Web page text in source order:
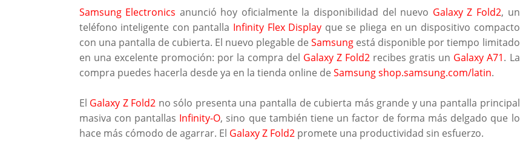
Samsung Electronics anunció hoy oficialmente la disponibilidad del nuevo Galaxy Z Fold2, un
teléfono inteligente con pantalla Infinity Flex Display que se pliega en un dispositivo compacto
con una pantalla de cubierta. El nuevo plegable deSamsung está disponible por tiempo limitado
en una excelente promoción: por la compra del Galaxy Z Fold2 recibes gratis un Galaxy A71. La
compra puedes hacerla desde ya en la tienda online de Samsung shop.samsung.com/latin.
El Galaxy Z Fold2 no sólo presenta una pantalla de cubierta más grande y una pantalla principal
masiva con pantallas Infinity-O, sino que también tiene un factor de forma más delgado que lo
hace más cómodo de agarrar. El Galaxy Z Fold2promete una productividad sin esfuerzo.